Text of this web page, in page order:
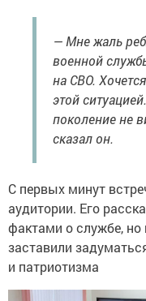
— Мне жаль
военной
на СВО.
этой
поколение не
сказал он.
С первых минут
аудитории. Его
фактами о службе,
заставили
и патриотизма